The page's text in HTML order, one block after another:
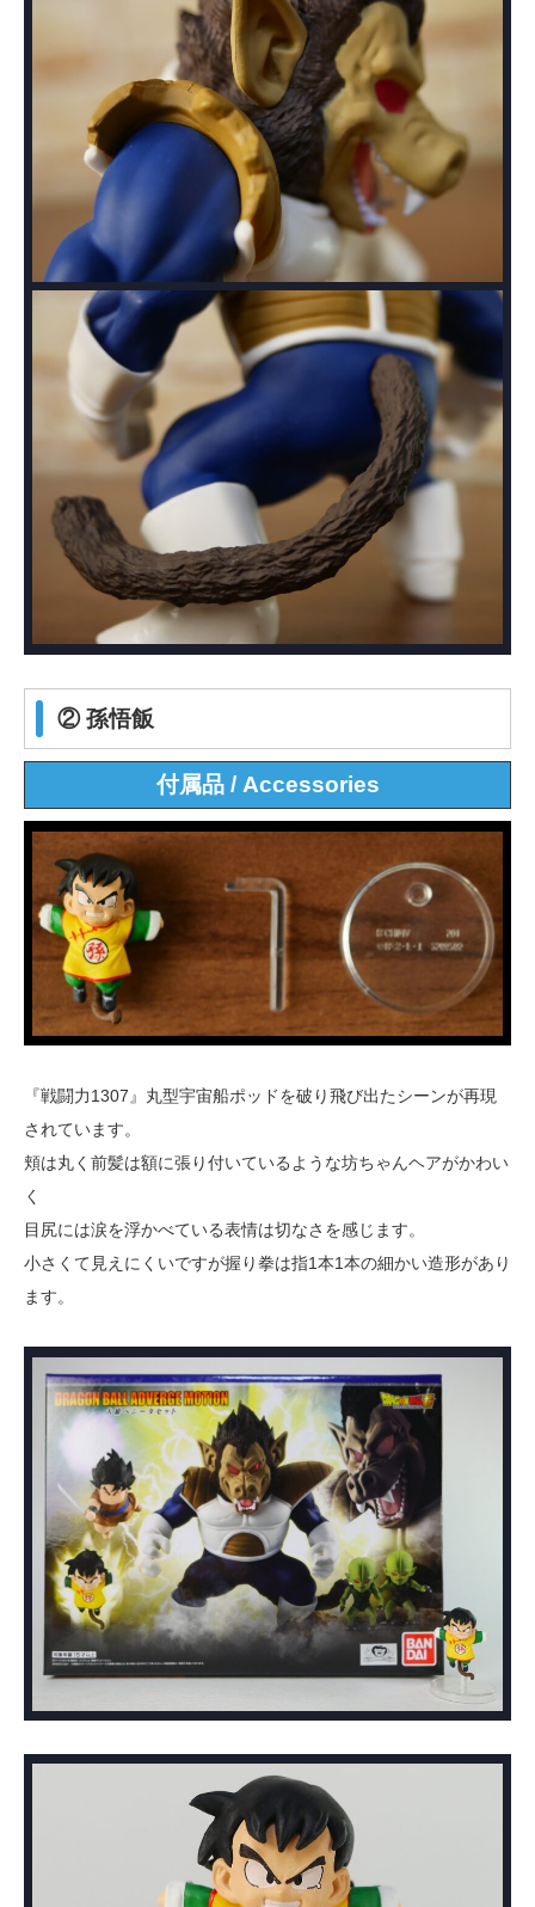
② 孫悟飯
付属品 / Accessories
『戦闘力1307』丸型宇宙船ポッドを破り飛び出たシーンが再現
されています。
頬は丸く前髪は額に張り付いているような坊ちゃんヘアがかわい
く
目尻には涙を浮かべている表情は切なさを感じます。
小さくて見えにくいですが握り拳は指1本1本の細かい造形があり
ます。